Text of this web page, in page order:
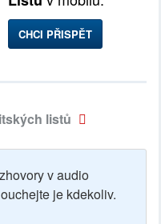
CHCI PŘISPĚT
listů
v audio
je kdekoliv.